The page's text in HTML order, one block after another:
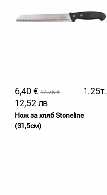
6,40 € 12.75 €
1.25т.
12,52 лв
Нож за хляб Stoneline
(31,5см)